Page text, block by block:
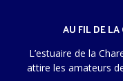
AU FIL DE LA
L’estuaire de la
attire les amateurs